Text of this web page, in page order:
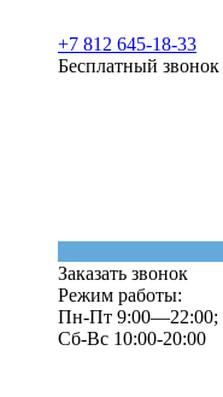
+7 812 645-18-33
Бесплатный
Заказать звонок
Режим работы:
Пн-Пт 9:00—22:00;
Сб-Вс 10:00-20:00